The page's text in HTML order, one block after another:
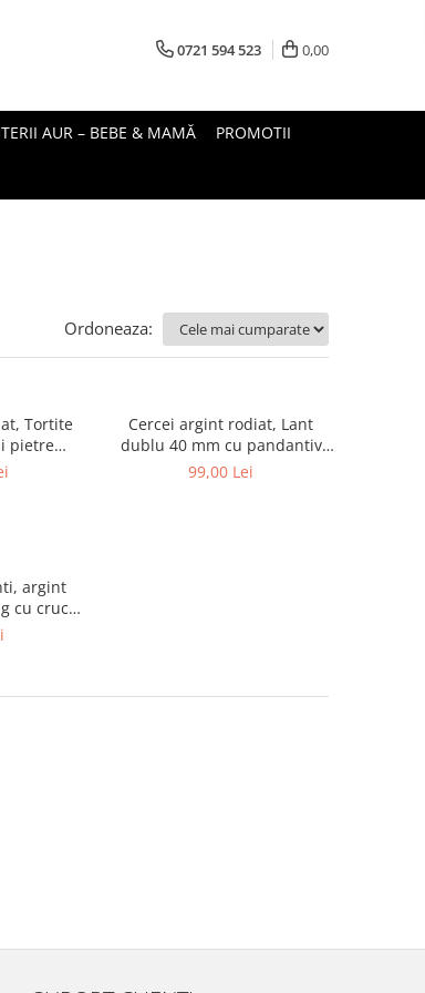
0721 594 523 0,00
AUR – BEBE & MAMĂ PROMOTII
Ordoneaza:
Tortite
pietre
Cercei argint rodiat, Lant
dublu 40 mm cu pandantiv
lung
99,00 Lei
argint
cu cruce,